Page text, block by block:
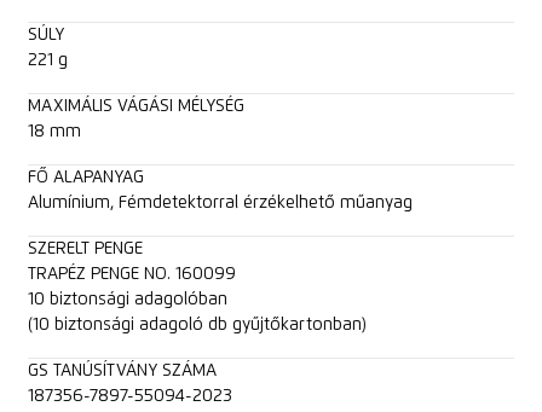
SÚLY
221 g
MAXIMÁLIS VÁGÁSI MÉLYSÉG
18 mm
FŐ ALAPANYAG
Alumínium, Fémdetektorral érzékelhető műanyag
SZERELT PENGE
TRAPÉZ PENGE NO. 160099
10 biztonsági adagolóban
(10 biztonsági adagoló db gyűjtőkartonban)
GS TANÚSÍTVÁNY SZÁMA
187356-7897-55094-2023